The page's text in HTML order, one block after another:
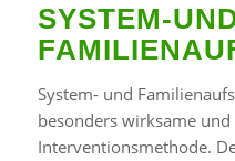
SYSTEM-
System- und
besonders wirksame
Interventionsmethode.